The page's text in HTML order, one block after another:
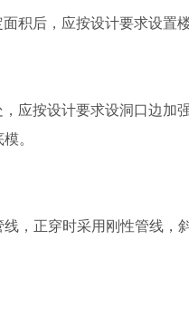
积后，应按设计要求设置
，应按设计要求设洞口边加
。
线，正穿时采用刚性管线，